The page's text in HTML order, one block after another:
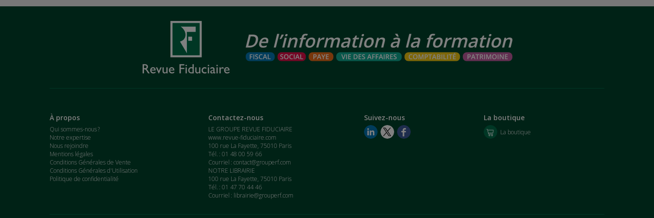
À propos
Qui sommes-nous ?
Notre expertise
Nous rejoindre
Mentions légales
Conditions Générales de Vente
Conditions Générales d'Utilisation
Politique de confidentialité
Contactez-nous
LE GROUPE REVUE FIDUCIAIRE
www.revue-fiduciaire.com
100 rue La Fayette, 75010 Paris
Tél. : 01 48 00 59 66
Courriel : contact@grouperf.com
NOTRE LIBRAIRIE
100 rue La Fayette, 75010 Paris
Tél. : 01 47 70 44 46
Courriel : librairie@grouperf.com
Suivez-nous La boutique
La boutique